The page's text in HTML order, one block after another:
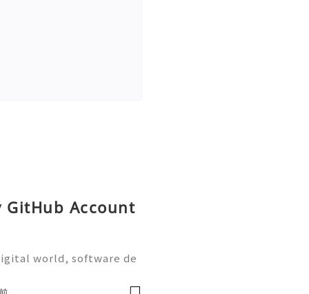
GitHub Account
world, software de
most widely used plat